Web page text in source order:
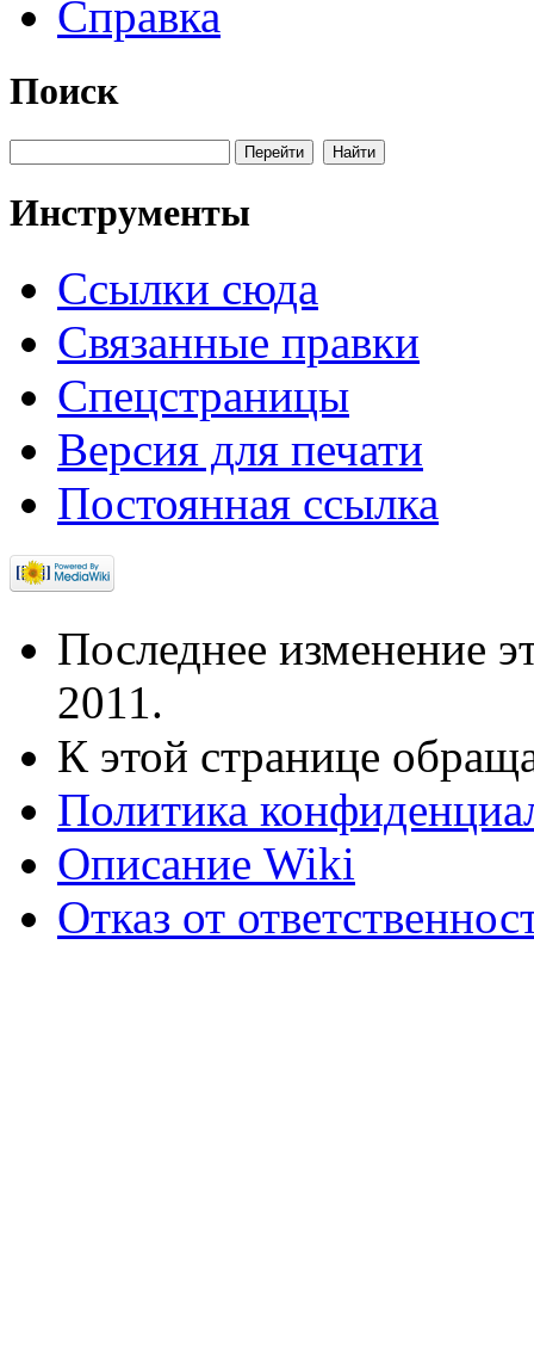
Справка
Поиск
Инструменты
Ссылки сюда
Связанные правки
Спецстраницы
Версия для печати
Постоянная ссылка
Последнее изменение
2011.
К этой странице
Политика
Описание Wiki
Отказ от